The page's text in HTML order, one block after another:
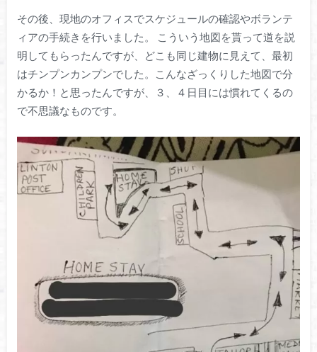
その後、現地のオフィスでスケジュールの確認やボランテ
ィアの手続きを行いました。 こういう地図を貰って道を説
明してもらったんですが、どこも同じ建物に見えて、最初
はチンプンカンプンでした。こんなざっくりした地図で分
かるか！と思ったんですが、３、４日目には慣れてくるの
で不思議なものです。